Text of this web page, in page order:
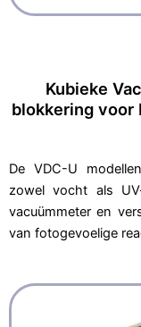
Kubieke
blokkering voor
De VDC-U
zowel vocht als
vacuümmeter en
van fotogevoelige